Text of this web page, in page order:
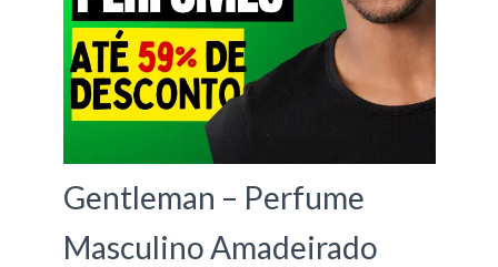
Gentleman – Perfume
Masculino Amadeirado